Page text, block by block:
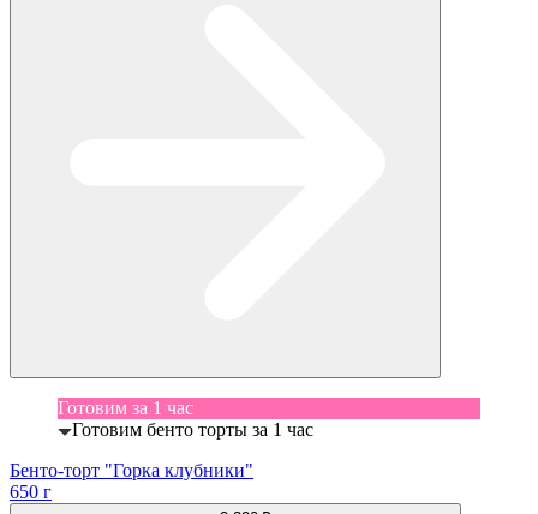
Готовим за 1 час
Готовим бенто торты за 1 час
Бенто-торт "Горка клубники"
650 г